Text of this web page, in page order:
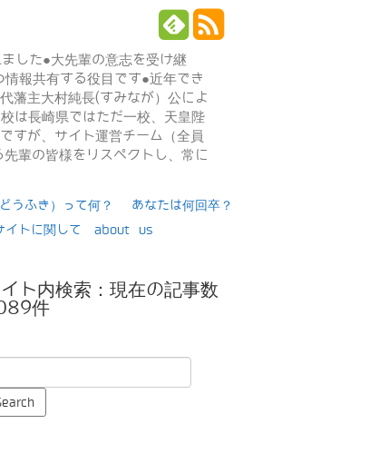
した●大先輩の意志を受け継
報共有する役目です●近年でき
藩主大村純長(すみなが）公によ
は長崎県ではただ一校、天皇陛
すが、サイト運営チーム（全員
輩の皆様をリスペクトし、常に
うふき）って何？
あなたは何回卒？
イトに関して about us
ト内検索：現在の記事数
件